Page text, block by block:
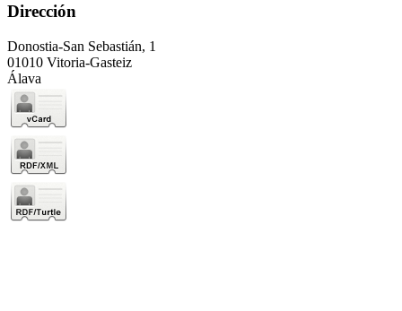
Dirección
Donostia-San Sebastián, 1
01010 Vitoria-Gasteiz
Álava